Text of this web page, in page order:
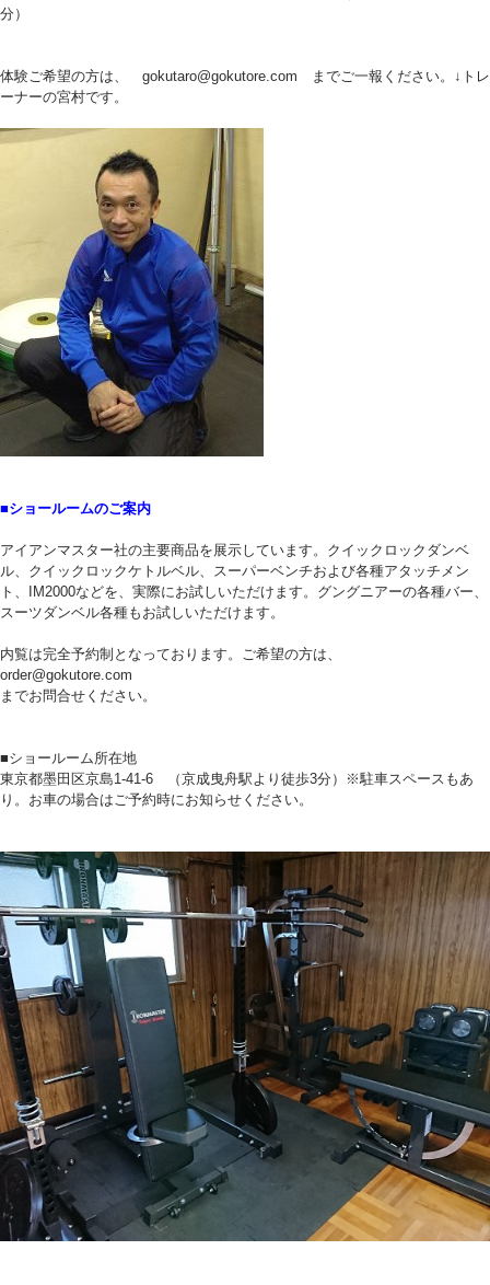
分）
体験ご希望の方は、 gokutaro@gokutore.com までご一報ください。↓トレ
ーナーの宮村です。
■ショールームのご案内
アイアンマスター社の主要商品を展示しています。クイックロックダンベ
ル、クイックロックケトルベル、スーパーベンチおよび各種アタッチメン
ト、IM2000などを、実際にお試しいただけます。グングニアーの各種バー、
スーツダンベル各種もお試しいただけます。
内覧は完全予約制となっております。ご希望の方は、
order@gokutore.com
までお問合せください。
■ショールーム所在地
東京都墨田区京島1-41-6 （京成曳舟駅より徒歩3分）※駐車スペースもあ
り。お車の場合はご予約時にお知らせください。